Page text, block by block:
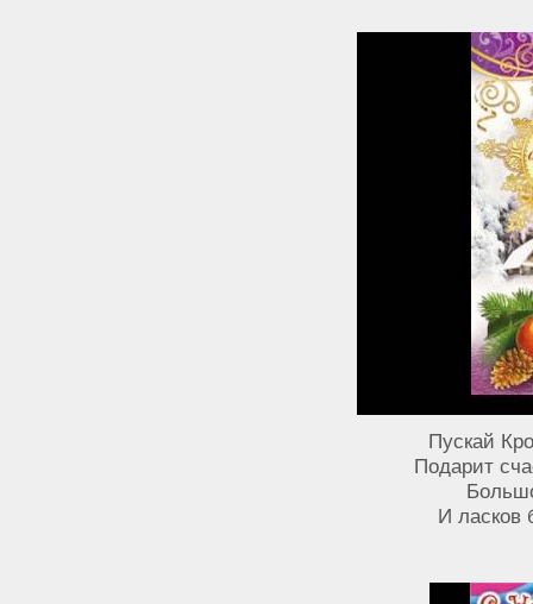
Пускай
Подарит
И ласков